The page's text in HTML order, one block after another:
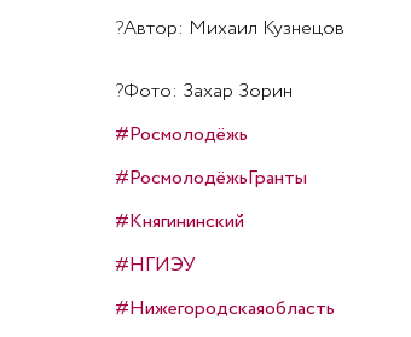
?Автор: Михаил Кузнецов
?Фото: Захар Зорин
#Росмолодёжь
#РосмолодёжьГранты
#Княгининский
#НГИЭУ
#Нижегородскаяобласть